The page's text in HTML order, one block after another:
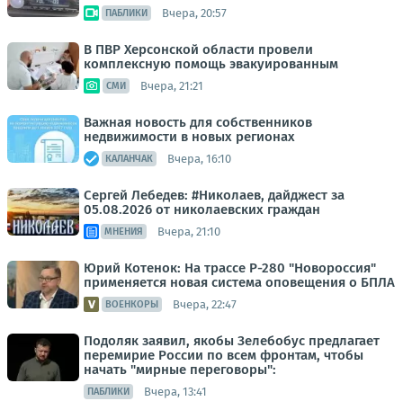
ПАБЛИКИ Вчера, 20:57
В ПВР Херсонской области провели
комплексную помощь эвакуированным
СМИ Вчера, 21:21
Важная новость для собственников
недвижимости в новых регионах
КАЛАНЧАК Вчера, 16:10
Сергей Лебедев: #Николаев, дайджест за
05.08.2026 от николаевских граждан
МНЕНИЯ Вчера, 21:10
Юрий Котенок: На трассе Р-280 "Новороссия"
применяется новая система оповещения о БПЛА
ВОЕНКОРЫ Вчера, 22:47
Подоляк заявил, якобы Зелебобус предлагает
перемирие России по всем фронтам, чтобы
начать "мирные переговоры":
ПАБЛИКИ Вчера, 13:41